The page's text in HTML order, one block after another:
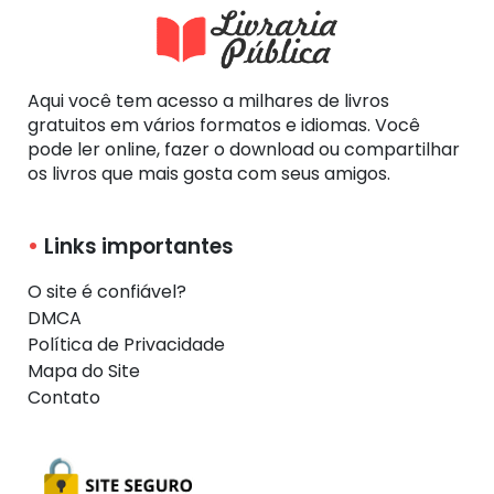
Aqui você tem acesso a milhares de livros
gratuitos em vários formatos e idiomas. Você
pode ler online, fazer o download ou compartilhar
os livros que mais gosta com seus amigos.
Links importantes
O site é confiável?
DMCA
Política de Privacidade
Mapa do Site
Contato